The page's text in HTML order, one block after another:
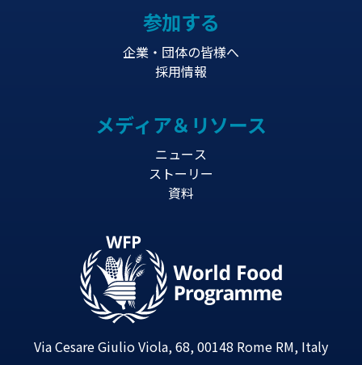
参加する
企業・団体の皆様へ
採用情報
メディア＆リソース
ニュース
ストーリー
資料
Via Cesare Giulio Viola, 68, 00148 Rome RM, Italy